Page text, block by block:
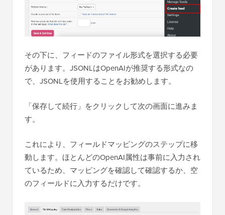
その下に、フィードのファイル形式を選択する必要
があります。JSONLはOpenAIが推奨する形式なの
で、JSONLを使用することをお勧めします。
「保存して続行」をクリックして次の画面に進みま
す。
これにより、フィールドマッピングのステップに移
動します。ほとんどのOpenAI属性は事前に入力され
ているため、マッピングを確認して確認するか、空
のフィールドに入力するだけです。